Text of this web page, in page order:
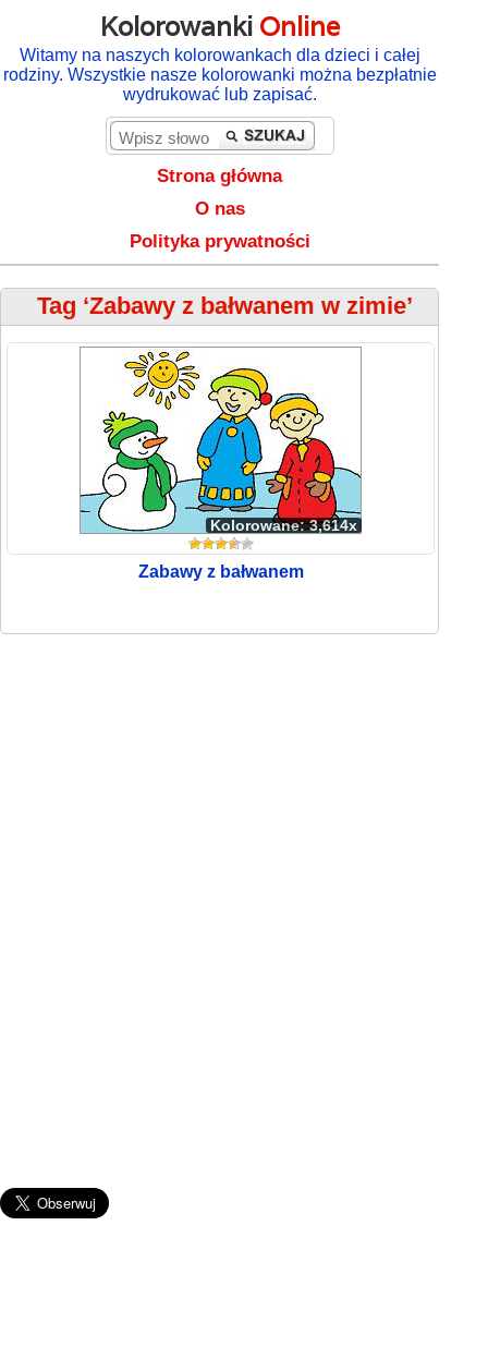
Kolorowanki Online
Witamy na naszych kolorowankach dla dzieci i całej
rodziny. Wszystkie nasze kolorowanki można bezpłatnie
wydrukować lub zapisać.
Strona główna
O nas
Polityka prywatności
Tag ‘Zabawy z bałwanem w zimie’
Kolorowane: 3,614x
Zabawy z bałwanem